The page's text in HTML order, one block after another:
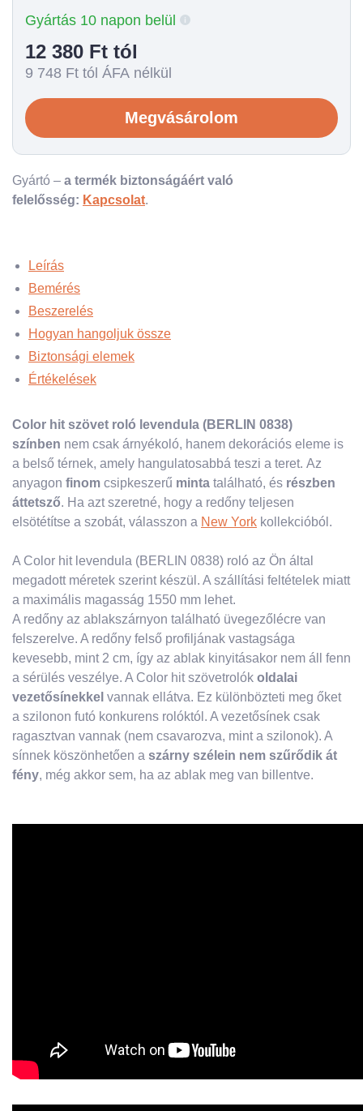
Gyártás 10 napon belül
12 380 Ft tól
9 748 Ft tól ÁFA nélkül
Megvásárolom
Gyártó – a termék biztonságáért való
felelősség: Kapcsolat.
Leírás
Bemérés
Beszerelés
Hogyan hangoljuk össze
Biztonsági elemek
Értékelések
Color hit szövet roló levendula (BERLIN 0838)
színben nem csak árnyékoló, hanem dekorációs eleme is
a belső térnek, amely hangulatosabbá teszi a teret. Az
anyagon finom csipkeszerű minta található, és részben
áttetsző. Ha azt szeretné, hogy a redőny teljesen
elsötétítse a szobát, válasszon a New York kollekcióból.
A Color hit levendula (BERLIN 0838) roló az Ön által
megadott méretek szerint készül. A szállítási feltételek miatt
a maximális magasság 1550 mm lehet.
A redőny az ablakszárnyon található üvegezőlécre van
felszerelve. A redőny felső profiljának vastagsága
kevesebb, mint 2 cm, így az ablak kinyitásakor nem áll fenn
a sérülés veszélye. A Color hit szövetrolók oldalai
vezetősínekkel vannak ellátva. Ez különbözteti meg őket
a szilonon futó konkurens rolóktól. A vezetősínek csak
ragasztvan vannak (nem csavarozva, mint a szilonok). A
sínnek köszönhetően a szárny szélein nem szűrődik át
fény, még akkor sem, ha az ablak meg van billentve.